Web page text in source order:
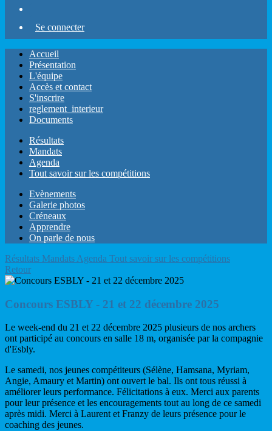
Se connecter
Accueil
Présentation
L'équipe
Accès et contact
S'inscrire
reglement_interieur
Documents
Résultats
Mandats
Agenda
Tout savoir sur les compétitions
Evènements
Galerie photos
Créneaux
Apprendre
On parle de nous
Résultats Mandats Agenda Tout savoir sur les compétitions
Retour
Concours ESBLY - 21 et 22 décembre 2025
Le week-end du 21 et 22 décembre 2025 plusieurs de nos archers
ont participé au concours en salle 18 m, organisée par la compagnie
d'Esbly.
Le samedi, nos jeunes compétiteurs (Sélène, Hamsana, Myriam,
Angie, Amaury et Martin) ont ouvert le bal. Ils ont tous réussi à
améliorer leurs performance. Félicitations à eux. Merci aux parents
pour leur présence et les encouragements tout au long de ce samedi
après midi. Merci à Laurent et Franzy de leurs présence pour le
coaching des jeunes.